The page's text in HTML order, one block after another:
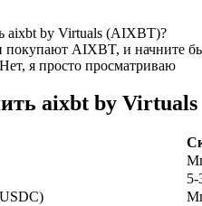
драгоценные металлы и
aixbt by Virtuals (AIXBT)?
покупают AIXBT, и начните
Нет, я просто просматриваю
aixbt by Virtuals
5-